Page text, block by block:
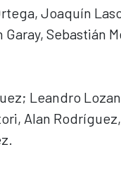
Joaquín
Sebastián
Leandro
Alan